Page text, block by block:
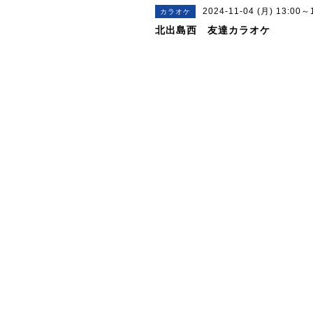
カラオケ 2024-11-04 (月) 13:00～
北出島西 友達カラオケ